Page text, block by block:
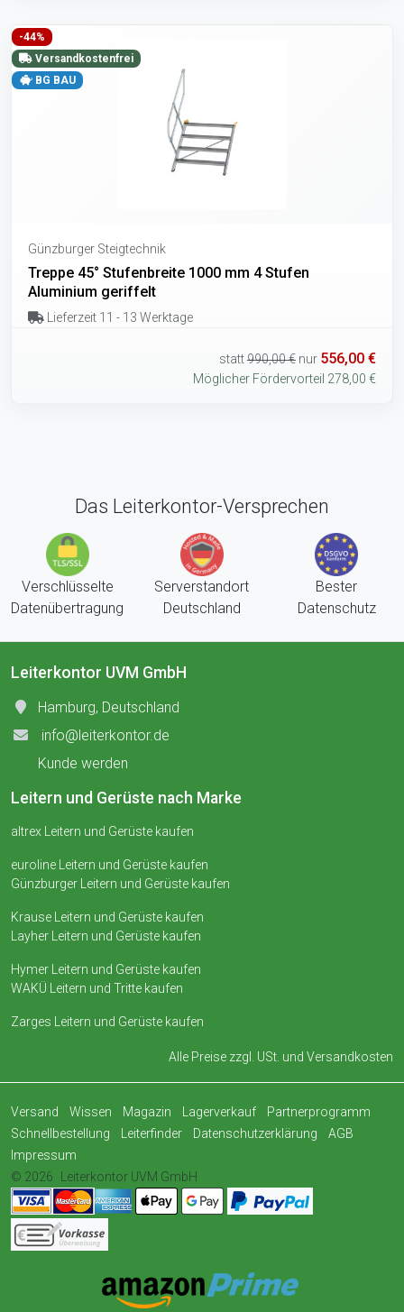
-44%
Versandkostenfrei
BG BAU
Günzburger Steigtechnik
Treppe 45° Stufenbreite 1000 mm 4 Stufen
Aluminium geriffelt
Lieferzeit 11 - 13 Werktage
statt990,00 € nur 556,00 €
Möglicher Fördervorteil 278,00 €
Das Leiterkontor-Versprechen
Verschlüsselte
Datenübertragung
Serverstandort
Deutschland
Bester
Datenschutz
Leiterkontor UVM GmbH
Hamburg, Deutschland
info@leiterkontor.de
Kunde werden
Leitern und Gerüste nach Marke
altrex Leitern und Gerüste kaufen
euroline Leitern und Gerüste kaufen
Günzburger Leitern und Gerüste kaufen
Krause Leitern und Gerüste kaufen
Layher Leitern und Gerüste kaufen
Hymer Leitern und Gerüste kaufen
WAKÜ Leitern und Tritte kaufen
Zarges Leitern und Gerüste kaufen
Alle Preise zzgl. USt. und Versandkosten
Versand Wissen Magazin Lagerverkauf
Partnerprogramm
Schnellbestellung
Leiterfinder Datenschutzerklärung
AGB
Impressum
© 2026
Leiterkontor UVM GmbH